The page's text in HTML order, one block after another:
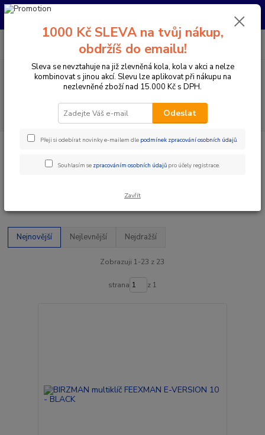
Pro nachystání kola / doplňků na prodejně si prosím zavolejte dopředu.
Menu
CZK
PO-PÁ 10:00-17:00 | SO: 9:00-12:00
Komponenty na kolo Ostatní
Ostatní
Upřesnit parametry
Nejnovější Nejlevnější Nejdražší
Zobrazuji 1-23 z 23
strana z 1
1000 Kč SLEVA na tvůj nákup,
obdržíš do emailu!
Sleva se nevztahuje na již zlevněná kola, kola v akci a nelze
kombinovat s jinou akcí. Slevu lze aplikovat při nákupu na
nezlevněné zboží nad 15.000 Kč s DPH.
Odeslat
Přeji si odebírat novinky e-mailem dle podmínek zpracování osobních údajů.
Souhlasím se zpracováním osobních údajů pro účely registrace.
Zavřít